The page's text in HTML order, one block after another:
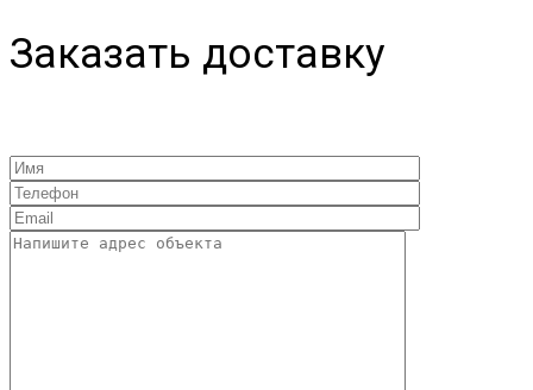
Заказать доставку